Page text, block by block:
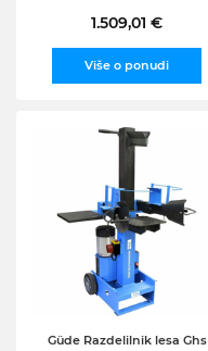
1.509,01 €
Više o ponudi
Güde Razdelilnik lesa Ghs